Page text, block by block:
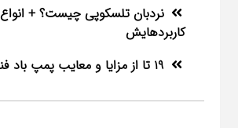
نردبان تلسکوپی چیست؟ + انواع
کاربردهایش
19 تا از مزایا و معایب پمپ باد فندکی